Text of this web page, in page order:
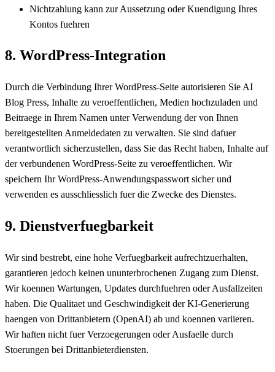
Nichtzahlung kann zur Aussetzung oder Kuendigung Ihres
Kontos fuehren
8. WordPress-Integration
Durch die Verbindung Ihrer WordPress-Seite autorisieren Sie AI
Blog Press, Inhalte zu veroeffentlichen, Medien hochzuladen und
Beitraege in Ihrem Namen unter Verwendung der von Ihnen
bereitgestellten Anmeldedaten zu verwalten. Sie sind dafuer
verantwortlich sicherzustellen, dass Sie das Recht haben, Inhalte auf
der verbundenen WordPress-Seite zu veroeffentlichen. Wir
speichern Ihr WordPress-Anwendungspasswort sicher und
verwenden es ausschliesslich fuer die Zwecke des Dienstes.
9. Dienstverfuegbarkeit
Wir sind bestrebt, eine hohe Verfuegbarkeit aufrechtzuerhalten,
garantieren jedoch keinen ununterbrochenen Zugang zum Dienst.
Wir koennen Wartungen, Updates durchfuehren oder Ausfallzeiten
haben. Die Qualitaet und Geschwindigkeit der KI-Generierung
haengen von Drittanbietern (OpenAI) ab und koennen variieren.
Wir haften nicht fuer Verzoegerungen oder Ausfaelle durch
Stoerungen bei Drittanbieterdiensten.